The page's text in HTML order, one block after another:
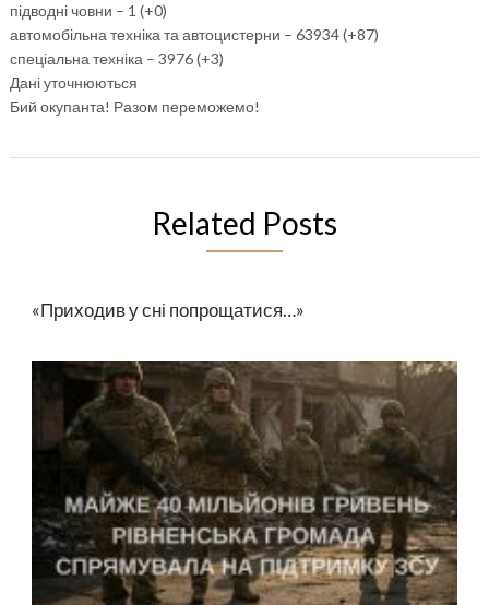
підводні човни – 1 (+0)
автомобільна техніка та автоцистерни – 63934 (+87)
спеціальна техніка – 3976 (+3)
Дані уточнюються
Бий окупанта! Разом переможемо!
Related Posts
«Приходив у сні попрощатися…»